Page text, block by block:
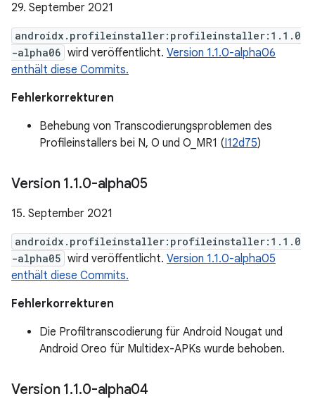
29. September 2021
androidx.profileinstaller:profileinstaller:1.1.0
-alpha06 wird veröffentlicht. Version 1.1.0-alpha06
enthält diese Commits.
Fehlerkorrekturen
Behebung von Transcodierungsproblemen des
Profileinstallers bei N, O und O_MR1 (I12d75)
Version 1.1.0-alpha05
15. September 2021
androidx.profileinstaller:profileinstaller:1.1.0
-alpha05 wird veröffentlicht. Version 1.1.0-alpha05
enthält diese Commits.
Fehlerkorrekturen
Die Profiltranscodierung für Android Nougat und
Android Oreo für Multidex-APKs wurde behoben.
Version 1.1.0-alpha04